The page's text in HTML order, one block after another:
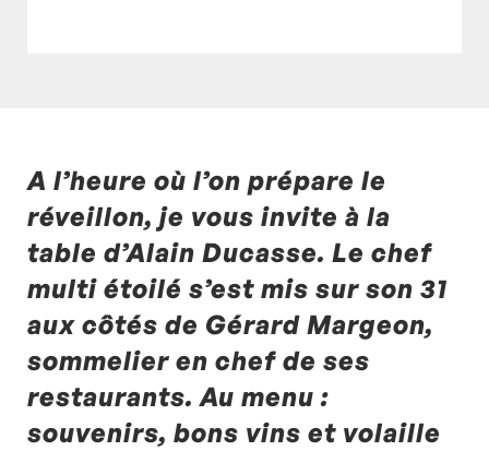
Posté à 11:57h in- Actualités -,- Radio - by
Laurent Mariotte
1 Commentaire
A l’heure où l’on prépare le
réveillon, je vous invite à la
table d’Alain Ducasse. Le chef
multi étoilé s’est mis sur son 31
aux côtés de Gérard Margeon,
sommelier en chef de ses
restaurants. Au menu :
souvenirs, bons vins et volaille